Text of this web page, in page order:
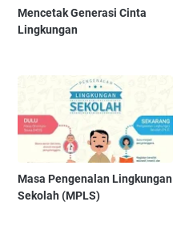
Mencetak Generasi Cinta
Lingkungan
Masa Pengenalan Lingkungan
Sekolah (MPLS)